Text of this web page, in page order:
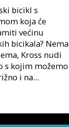
bicikl s
koja će
većinu
bicikala? Nema
Kross nudi
s kojim možemo
i na...